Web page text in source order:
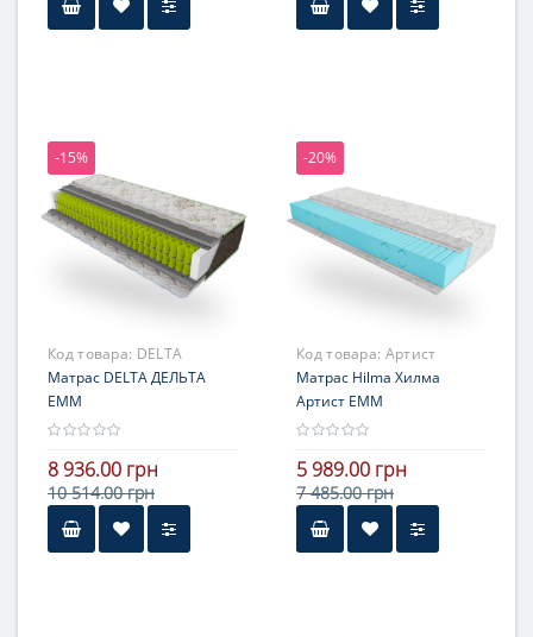
Жесткость
средней жесткости
Гарантия
3 года
-15%
Код товара: DELTA
Матрас DELTA ДЕЛЬТА
ЕММ
8 936.00 грн
10 514.00 грн
-20%
Код товара: Артист
Матрас Hilma Хилма
Артист ЕММ
5 989.00 грн
7 485.00 грн